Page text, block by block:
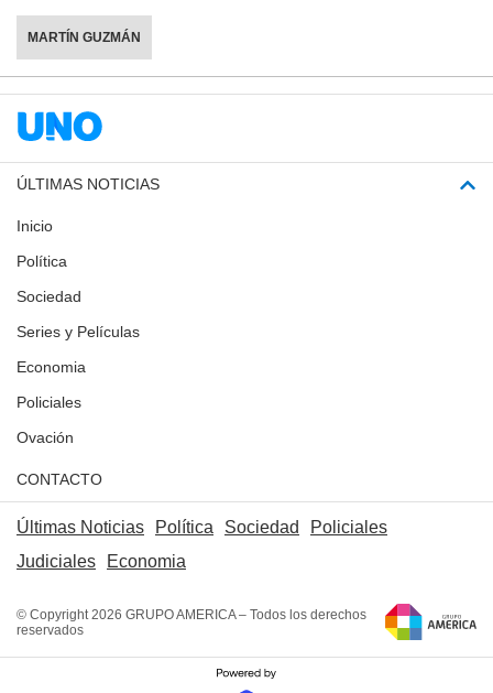
MARTÍN GUZMÁN
ÚLTIMAS NOTICIAS
Inicio
Política
Sociedad
Series y Películas
Economia
Policiales
Ovación
CONTACTO
Últimas Noticias Política Sociedad
Policiales
Judiciales
Economia
© Copyright 2026 GRUPO AMERICA – Todos los derechos
reservados